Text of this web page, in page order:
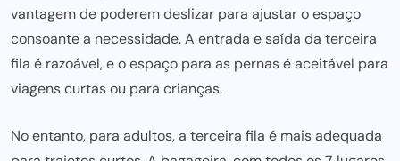
vantagem de poderem deslizar para ajustar o espaço
consoante a necessidade. A entrada e saída da terceira
fila é razoável, e o espaço para as pernas é aceitável para
viagens curtas ou para crianças.
No entanto, para adultos, a terceira fila é mais adequada